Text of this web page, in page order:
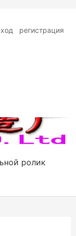
регистрация
ролик